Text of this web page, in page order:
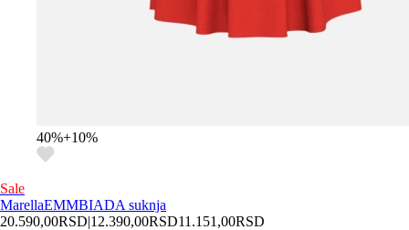
40%+10%
Sale
MarellaEMMBIADA suknja
20.590,00RSD|12.390,00RSD11.151,00RSD